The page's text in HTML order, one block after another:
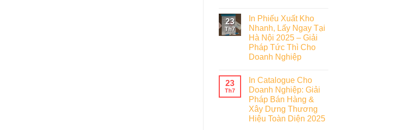
23
Th7
In Phiếu Xuất Kho
Nhanh, Lấy Ngay Tại
Hà Nội 2025 – Giải
Pháp Tức Thì Cho
Doanh Nghiệp
23
Th7
In Catalogue Cho
Doanh Nghiệp: Giải
Pháp Bán Hàng &
Xây Dựng Thương
Hiệu Toàn Diện 2025